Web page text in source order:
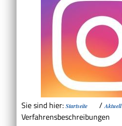
Sie sind hier: Startseite /Aktuell
Verfahrensbeschreibungen